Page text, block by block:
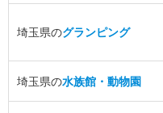
埼玉県のグランピング
埼玉県の水族館・動物園